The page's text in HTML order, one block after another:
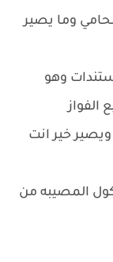
وما يصير
وهو
الفواز
خير انت
المصيبه من